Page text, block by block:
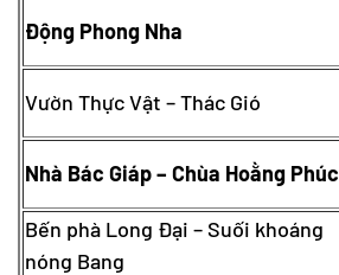
Động Phong Nha
Vườn Thực Vật – Thác Gió
Nhà Bác Giáp – Chùa Hoằng Phúc
Bến phà Long Đại – Suối khoáng
nóng Bang